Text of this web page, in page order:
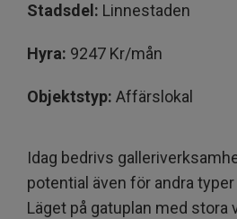
Stadsdel: Linnestaden
Hyra: 9247 Kr/mån
Objektstyp: Affärslokal
Idag bedrivs
potential även för andra
Läget på gatuplan med